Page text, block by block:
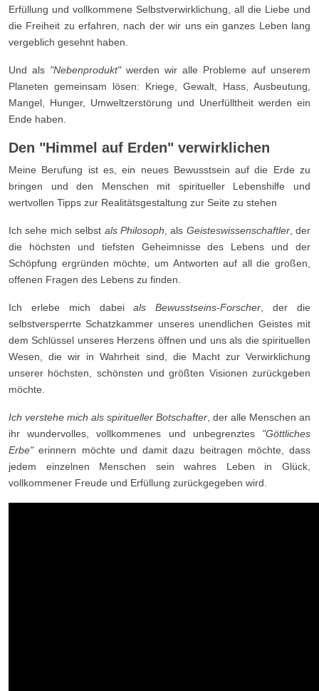
Erfüllung und vollkommene Selbstverwirklichung, all die Liebe und
die Freiheit zu erfahren, nach der wir uns ein ganzes Leben lang
vergeblich gesehnt haben.
Und als "Nebenprodukt"werden wir alle Probleme auf unserem
Planeten gemeinsam lösen: Kriege, Gewalt, Hass, Ausbeutung,
Mangel, Hunger, Umweltzerstörung und Unerfülltheit werden ein
Ende haben.
Den "Himmel auf Erden" verwirklichen
Meine Berufung ist es, ein neues Bewusstsein auf die Erde zu
bringen und den Menschen mit spiritueller Lebenshilfe und
wertvollen Tipps zur Realitätsgestaltung zur Seite zu stehen
Ich sehe mich selbst als Philosoph , als Geisteswissenschaftler, der
die höchsten und tiefsten Geheimnisse des Lebens und der
Schöpfung ergründen möchte, um Antworten auf all die großen,
offenen Fragen des Lebens zu finden.
Ich erlebe mich dabeials Bewusstseins-Forscher , der die
selbstversperrte Schatzkammer unseres unendlichen Geistes mit
dem Schlüssel unseres Herzens öffnen und uns als die spirituellen
Wesen, die wir in Wahrheit sind, die Macht zur Verwirklichung
unserer höchsten, schönsten und größten Visionen zurückgeben
möchte.
Ich verstehe mich als spiritueller Botschafter , der alle Menschen an
ihr wundervolles, vollkommenes und unbegrenztes "Göttliches
Erbe"erinnern möchte und damit dazu beitragen möchte, dass
jedem einzelnen Menschen sein wahres Leben in Glück,
vollkommener Freude und Erfüllung zurückgegeben wird.